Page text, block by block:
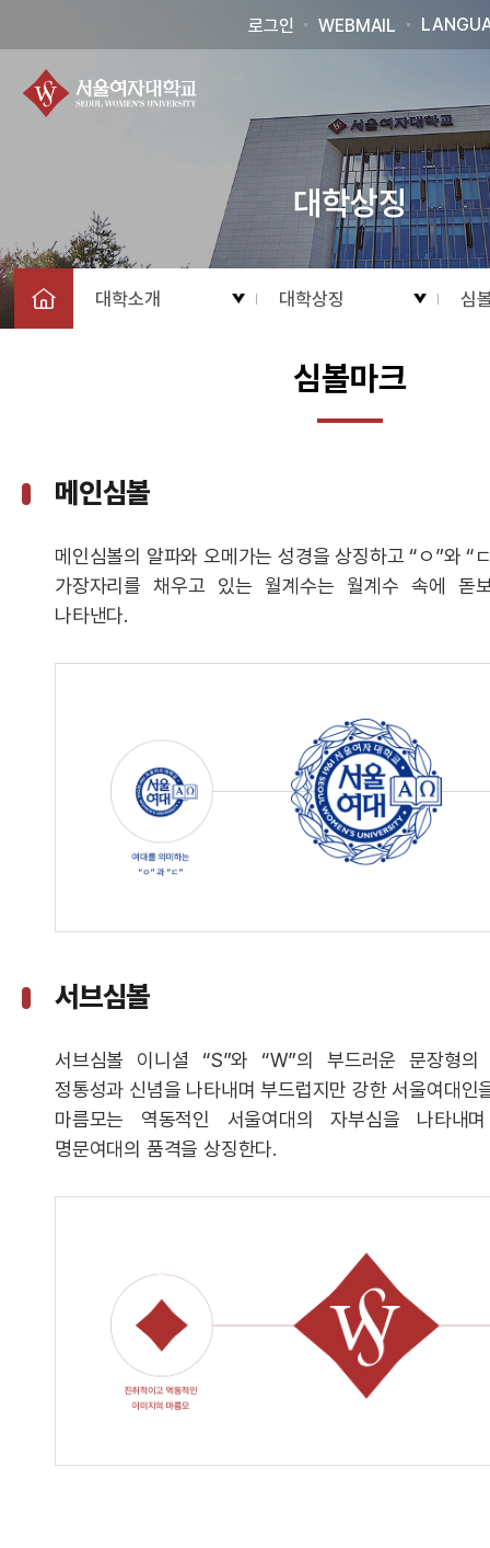
대학상징
로그인 WEBMAIL
대학소개 대학상징 심
심볼마크
메인심볼
메인심볼의 알파와 오메가는 성경을 상징하고 “ㅇ”와 “
가장자리를 채우고 있는 월계수는 월계수 속에 돋
나타낸다.
서브심볼
서브심볼 이니셜 “S”와 “W”의 부드러운 문장형의
정통성과 신념을 나타내며 부드럽지만 강한 서울여대인
마름모는 역동적인 서울여대의 자부심을 나타내
명문여대의 품격을 상징한다.